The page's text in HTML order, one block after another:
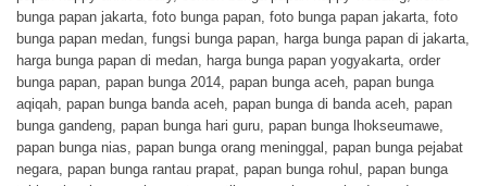
bunga papan jakarta, foto bunga papan, foto bunga papan jakarta, foto
bunga papan medan, fungsi bunga papan, harga bunga papan di jakarta,
harga bunga papan di medan, harga bunga papan yogyakarta, order
bunga papan, papan bunga 2014, papan bunga aceh, papan bunga
aqiqah, papan bunga banda aceh, papan bunga di banda aceh, papan
bunga gandeng, papan bunga hari guru, papan bunga lhokseumawe,
papan bunga nias, papan bunga orang meninggal , papan bunga pejabat
negara, papan bunga rantau prapat, papan bunga rohul , papan bunga